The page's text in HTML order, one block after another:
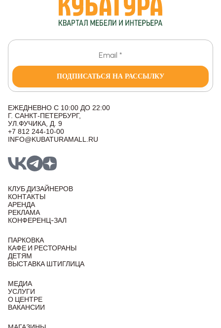
ПОДПИСАТЬСЯ НА РАССЫЛКУ
ЕЖЕДНЕВНО С 10:00 ДО 22:00
Г. САНКТ-ПЕТЕРБУРГ,
УЛ.ФУЧИКА, Д. 9
+7 812 244-10-00
INFO@KUBATURAMALL.RU
КЛУБ ДИЗАЙНЕРОВ
КОНТАКТЫ
АРЕНДА
РЕКЛАМА
КОНФЕРЕНЦ-ЗАЛ
ПАРКОВКА
КАФЕ И РЕСТОРАНЫ
ДЕТЯМ
ВЫСТАВКА ШТИГЛИЦА
МЕДИА
УСЛУГИ
О ЦЕНТРЕ
ВАКАНСИИ